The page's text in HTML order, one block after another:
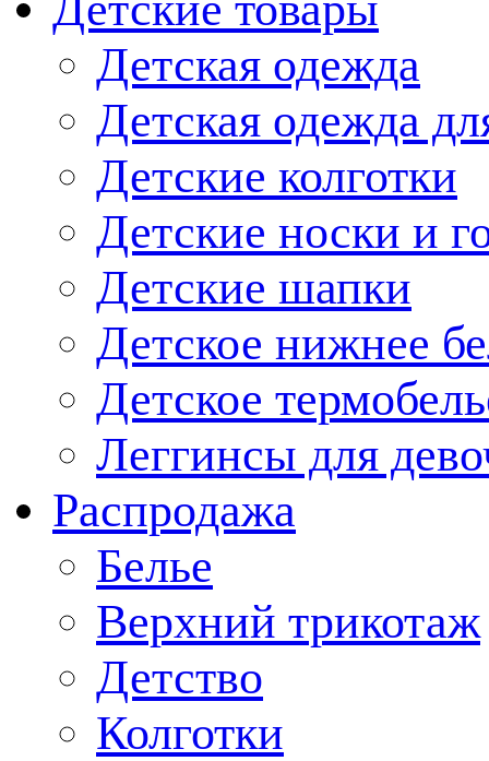
Детская одежда
Детская одежда
Детские колготки
Детские носки и
Детские шапки
Детское нижнее
Детское
Леггинсы для
Распродажа
Белье
Верхний трикотаж
Детство
Колготки